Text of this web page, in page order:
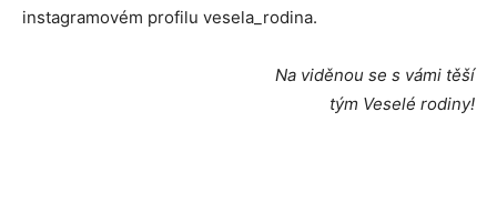
instagramovém profilu vesela_rodina.
Na viděnou se s vámi těší
tým Veselé rodiny!